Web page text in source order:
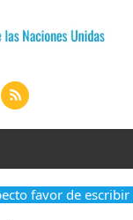
favor de escribir a